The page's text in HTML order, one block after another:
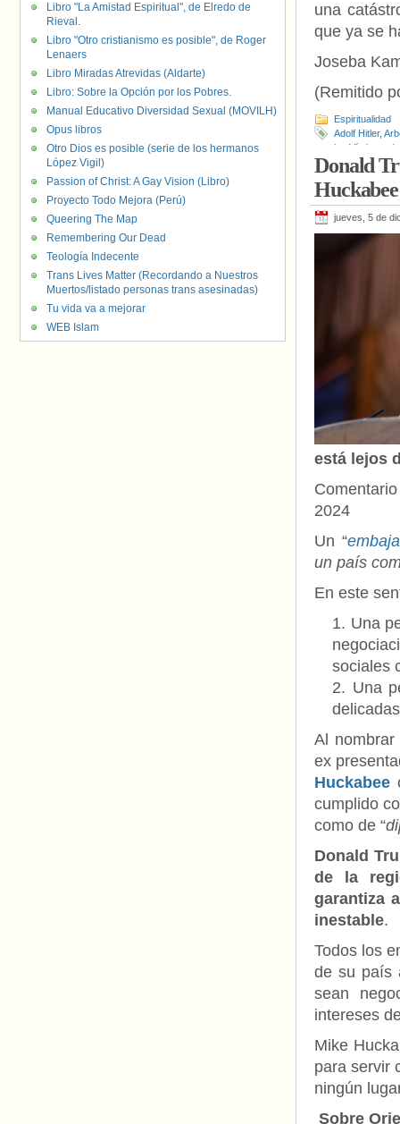
una
que ya se
Joseba
(Remitido
Espiritualidad
Adolf Hitler,
las Víctimas
Reich
Donald
jueves, 5 de
está lejos
2024
Un “
un país
En este
Una
sociales
Una
Al
ex
Huckabee
cumplido
como de “
Donald
de la
garantiza
inestable.
Todos los
de su país
sean
intereses
Mike
para servir
ningún
Sobre
Libro "La Amistad Espiritual", de Elredo de
Rieval.
Libro "Otro cristianismo es posible", de Roger
Lenaers
Libro Miradas Atrevidas (Aldarte)
Libro: Sobre la Opción por los Pobres.
Manual Educativo Diversidad Sexual (MOVILH)
Opus libros
Otro Dios es posible (serie de los hermanos
López Vigil)
Passion of Christ: A Gay Vision (Libro)
Proyecto Todo Mejora (Perú)
Queering The Map
Remembering Our Dead
Teología Indecente
Trans Lives Matter (Recordando a Nuestros
Muertos/listado personas trans asesinadas)
Tu vida va a mejorar
WEB Islam